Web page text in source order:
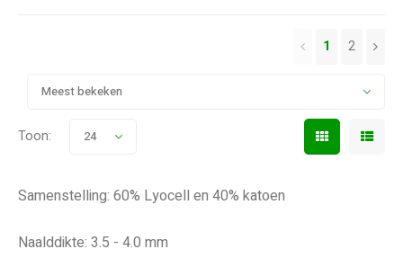
Meest bekeken
1 2
Toon: 24
Samenstelling: 60% Lyocell en 40% katoen
Naalddikte: 3.5 - 4.0 mm